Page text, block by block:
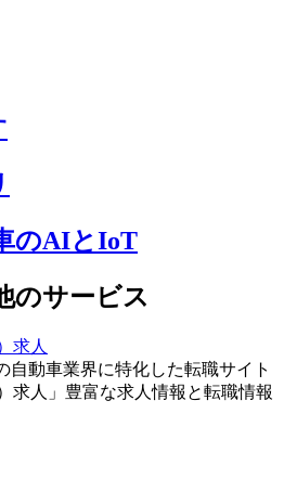
のAIとIoT
のサービス
自動車業界に特化した転職サイト
求人」豊富な求人情報と転職情報